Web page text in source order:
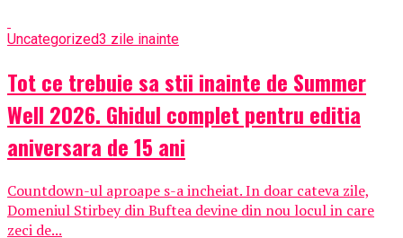
Uncategorized3 zile inainte
Tot ce trebuie sa stii inainte de Summer
Well 2026. Ghidul complet pentru editia
aniversara de 15 ani
Countdown-ul aproape s-a incheiat. In doar cateva zile,
Domeniul Stirbey din Buftea devine din nou locul in care
zeci de...